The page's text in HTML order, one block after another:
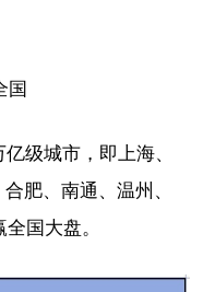
国
级城市，即上海、
肥、南通、温州、
国大盘。